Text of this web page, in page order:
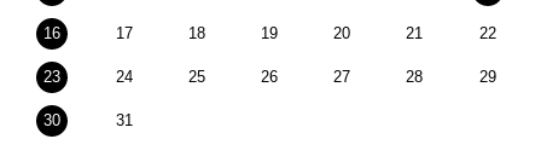
16 17 18 19 20 21 22
23 24 25 26 27 28 29
30 31